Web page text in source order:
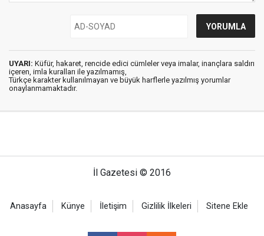
UYARI: Küfür, hakaret, rencide edici cümleler veya imalar, inançlara saldırı
içeren, imla kuralları ile yazılmamış,
Türkçe karakter kullanılmayan ve büyük harflerle yazılmış yorumlar
onaylanmamaktadır.
İl Gazetesi © 2016
Anasayfa Künye İletişim Gizlilik İlkeleri Sitene Ekle